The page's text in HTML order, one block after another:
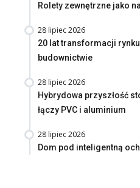
Rolety zewnętrzne jako
28 lipiec 2026
20 lat transformacji
budownictwie
28 lipiec 2026
Hybrydowa przyszłość
łączy PVC i aluminium
28 lipiec 2026
Dom pod inteligentną